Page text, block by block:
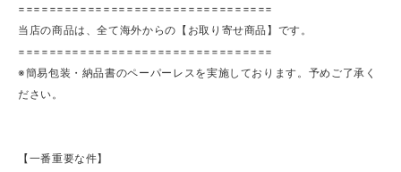
=================================
当店の商品は、全て海外からの【お取り寄せ商品】です。
=================================
※簡易包装・納品書のペーパーレスを実施しております。予めご了承く
ださい。
【一番重要な件】